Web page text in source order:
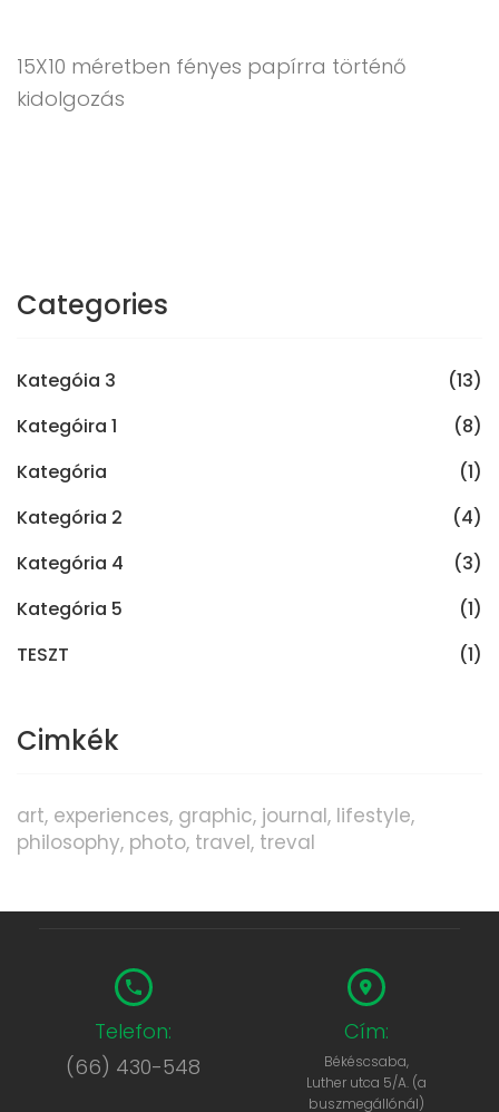
15X10 méretben fényes papírra történő
kidolgozás
Categories
Kategóia 3
(13)
Kategóira 1
(8)
Kategória
(1)
Kategória 2
(4)
Kategória 4
(3)
Kategória 5
(1)
TESZT
(1)
Cimkék
art experiences graphic journal lifestyle
philosophy photo travel treval
Telefon:
(66) 430-548
Cím:
Békéscsaba,
Luther utca 5/A. (a
buszmegállónál)